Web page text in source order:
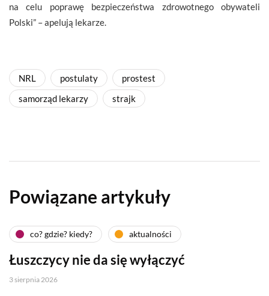
na celu poprawę bezpieczeństwa zdrowotnego obywateli
Polski” – apelują lekarze.
NRL postulaty
prostest
samorząd lekarzy
strajk
Powiązane artykuły
co? gdzie? kiedy? aktualności
Łuszczycy nie da się wyłączyć
3 sierpnia 2026